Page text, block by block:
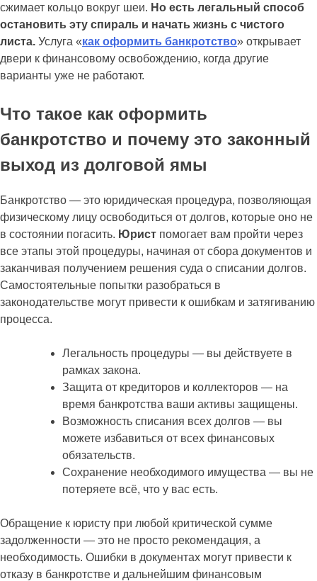
сжимает кольцо вокруг шеи. Но есть легальный способ
остановить эту спираль и начать жизнь с чистого
листа. Услуга «как оформить банкротство» открывает
двери к финансовому освобождению, когда другие
варианты уже не работают.
Что такое как оформить
банкротство и почему это законный
выход из долговой ямы
Банкротство — это юридическая процедура, позволяющая
физическому лицу освободиться от долгов, которые оно не
в состоянии погасить. Юрист помогает вам пройти через
все этапы этой процедуры, начиная от сбора документов и
заканчивая получением решения суда о списании долгов.
Самостоятельные попытки разобраться в
законодательстве могут привести к ошибкам и затягиванию
процесса.
Легальность процедуры — вы действуете в
рамках закона.
Защита от кредиторов и коллекторов — на
время банкротства ваши активы защищены.
Возможность списания всех долгов — вы
можете избавиться от всех финансовых
обязательств.
Сохранение необходимого имущества — вы не
потеряете всё, что у вас есть.
Обращение к юристу при любой критической сумме
задолженности — это не просто рекомендация, а
необходимость. Ошибки в документах могут привести к
отказу в банкротстве и дальнейшим финансовым